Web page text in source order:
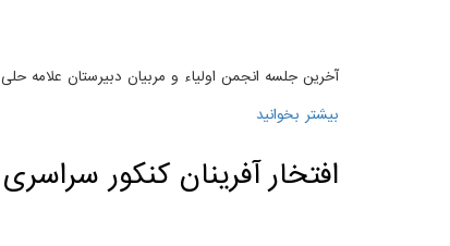
آخرین جلسه انجمن اولیاء و مربیان دبیرستان علامه حلی 4 در تاریخ 1399/7/7 برگزار گردید.
بیشتر بخوانید
افتخار آفرینان کنکور سراسری